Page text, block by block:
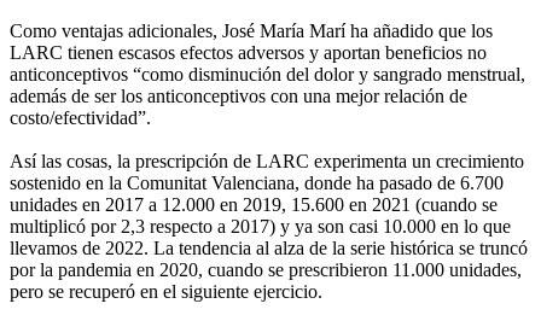
Como ventajas adicionales, José María Marí ha añadido que los
LARC tienen escasos efectos adversos y aportan beneficios no
anticonceptivos “como disminución del dolor y sangrado menstrual,
además de ser los anticonceptivos con una mejor relación de
costo/efectividad”.
Así las cosas, la prescripción de LARC experimenta un crecimiento
sostenido en la Comunitat Valenciana, donde ha pasado de 6.700
unidades en 2017 a 12.000 en 2019, 15.600 en 2021 (cuando se
multiplicó por 2,3 respecto a 2017) y ya son casi 10.000 en lo que
llevamos de 2022. La tendencia al alza de la serie histórica se truncó
por la pandemia en 2020, cuando se prescribieron 11.000 unidades,
pero se recuperó en el siguiente ejercicio.